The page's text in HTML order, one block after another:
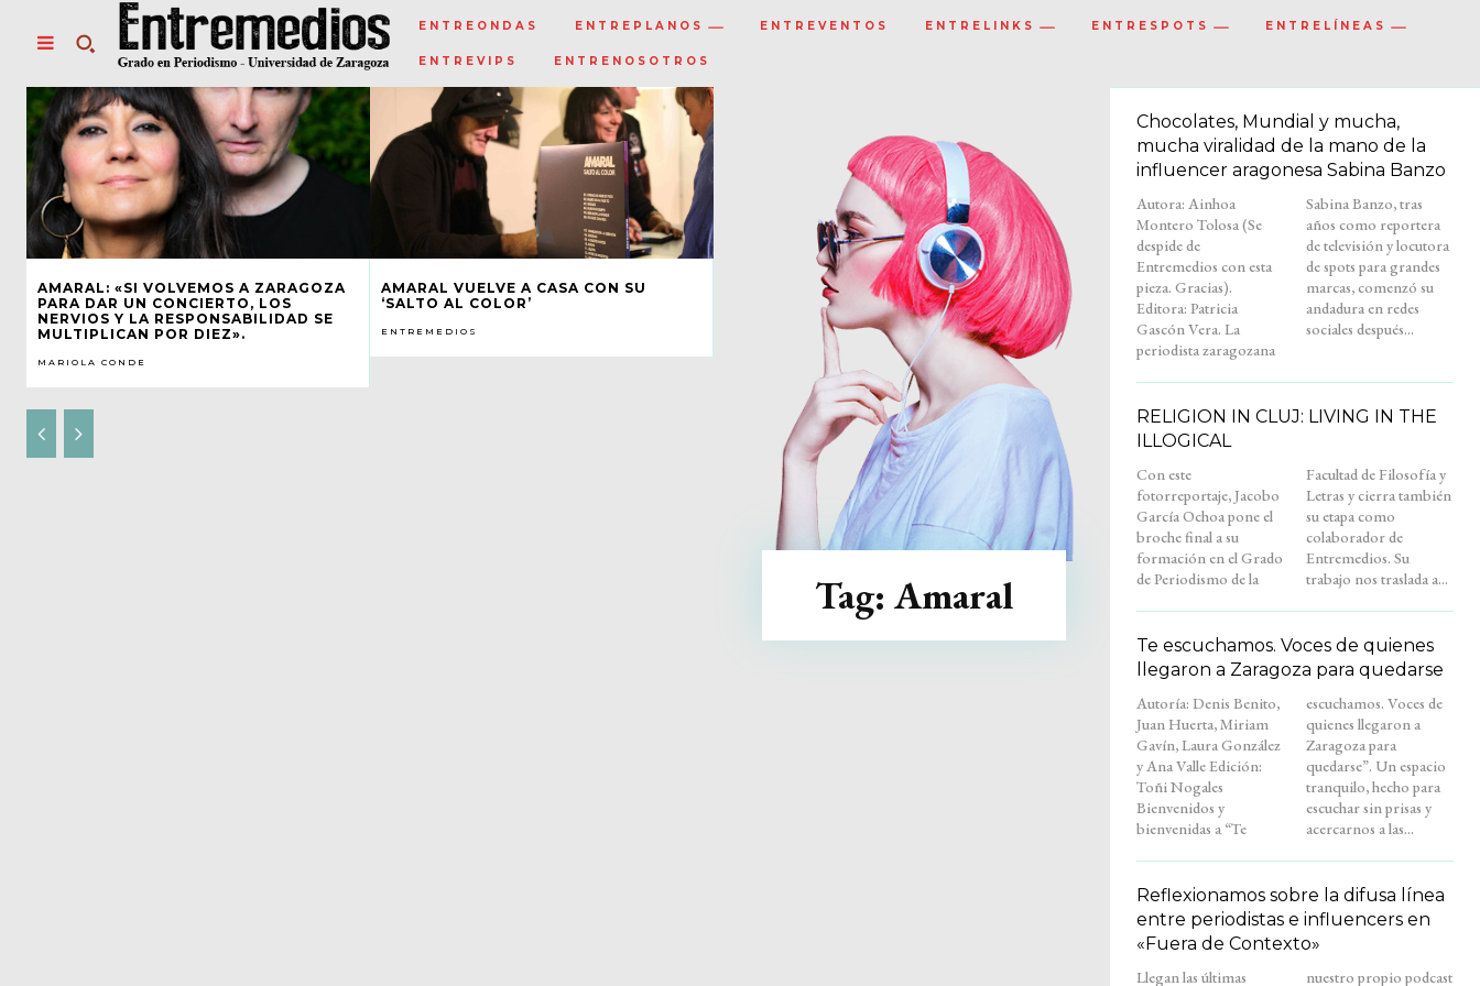
ENTREONDAS ENTREPLANOS ENTREVENTOS ENTRELINKS ENTRESPOTS ENTRELÍNEAS
ENTREVIPS ENTRENOSOTROS
AMARAL: «SI VOLVEMOS A ZARAGOZA
PARA DAR UN CONCIERTO, LOS
NERVIOS Y LA RESPONSABILIDAD SE
MULTIPLICAN POR DIEZ».
MARIOLA CONDE
AMARAL VUELVE A CASA CON SU
‘SALTO AL COLOR’
ENTREMEDIOS
Tag: Amaral
Chocolates, Mundial y mucha,
mucha viralidad de la mano de la
influencer aragonesa Sabina Banzo
Autora: Ainhoa
Montero Tolosa (Se
despide de
Entremedios con esta
pieza. Gracias).
Editora: Patricia
Gascón Vera. La
periodista zaragozana
Sabina Banzo, tras
años como reportera
de televisión y locutora
de spots para grandes
marcas, comenzó su
andadura en redes
sociales después...
RELIGION IN CLUJ: LIVING IN THE
ILLOGICAL
Con este
fotorreportaje, Jacobo
García Ochoa pone el
broche final a su
formación en el Grado
de Periodismo de la
Facultad de Filosofía y
Letras y cierra también
su etapa como
colaborador de
Entremedios. Su
trabajo nos traslada a...
Te escuchamos. Voces de quienes
llegaron a Zaragoza para quedarse
Autoría: Denis Benito,
Juan Huerta, Miriam
Gavín, Laura González
y Ana Valle Edición:
Toñi Nogales
Bienvenidos y
bienvenidas a “Te
escuchamos. Voces de
quienes llegaron a
Zaragoza para
quedarse”. Un espacio
tranquilo, hecho para
escuchar sin prisas y
acercarnos a las...
Reflexionamos sobre la difusa línea
entre periodistas e influencers en
«Fuera de Contexto»
Llegan las últimas
nuestro propio podcast